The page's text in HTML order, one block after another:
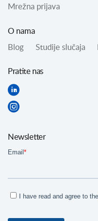
Mrežna prijava
O nama
Blog Studije slučaja
Pratite nas
Newsletter